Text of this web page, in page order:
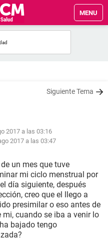
MENU
Siguiente Tema
2017 a las 03:16
2017 a las 03:47
un mes que tuve
mi ciclo menstrual por
día siguiente, después
creo que el llego a
presimilar o eso antes de
cuando se iba a venir lo
bajado tengo